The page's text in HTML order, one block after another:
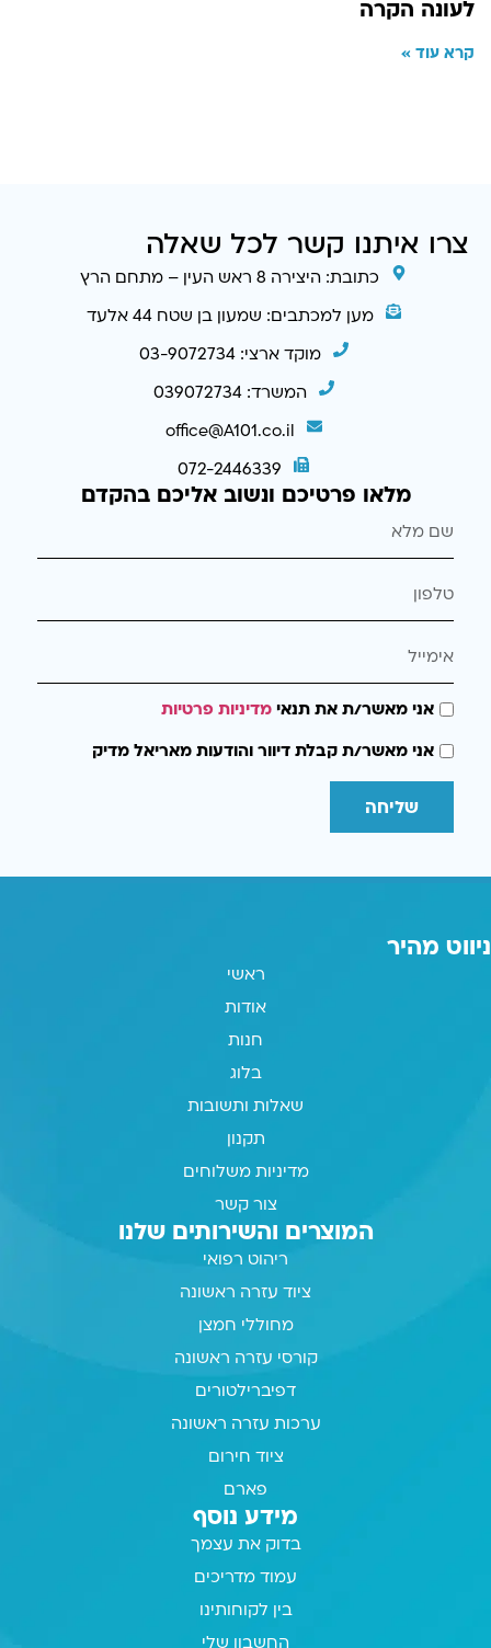
לעונה הקרה
קרא עוד »
צרו איתנו קשר לכל שאלה
כתובת: היצירה 8 ראש העין – מתחם הרץ
מען למכתבים: שמעון בן שטח 44 אלעד
מוקד ארצי: 03-9072734
המשרד: 039072734
office@A101.co.il
072-2446339
מלאו פרטיכם ונשוב אליכם בהקדם
אני מאשר/ת את תנאימדיניות פרטיות
אני מאשר/ת קבלת דיוור והודעות מאריאל מדיק
שליחה
ניווט מהיר
ראשי
אודות
חנות
בלוג
שאלות ותשובות
תקנון
מדיניות משלוחים
צור קשר
המוצרים והשירותים שלנו
ריהוט רפואי
ציוד עזרה ראשונה
מחוללי חמצן
קורסי עזרה ראשונה
דפיברילטורים
ערכות עזרה ראשונה
ציוד חירום
פארם
מידע נוסף
בדוק את עצמך
עמוד מדריכים
בין לקוחותינו
החשבון שלי